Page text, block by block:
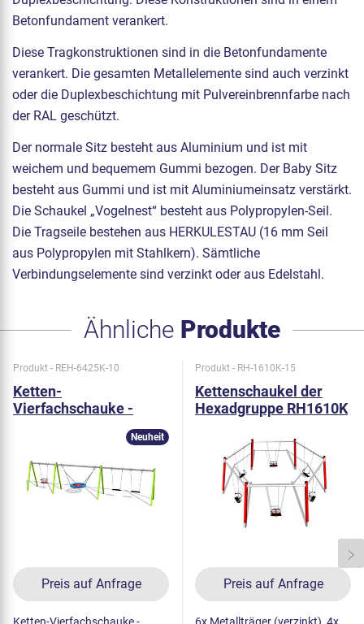
Betonfundament verankert.
Diese Tragkonstruktionen sind in die Betonfundamente
verankert. Die gesamten Metallelemente sind auch verzinkt
oder die Duplexbeschichtung mit Pulvereinbrennfarbe nach
der RAL geschützt.
Der normale Sitz besteht aus Aluminium und ist mit
weichem und bequemem Gummi bezogen. Der Baby Sitz
besteht aus Gummi und ist mit Aluminiumeinsatz verstärkt.
Die Schaukel „Vogelnest“ besteht aus Polypropylen-Seil.
Die Tragseile bestehen aus HERKULESTAU (16 mm Seil
aus Polypropylen mit Stahlkern). Sämtliche
Verbindungselemente sind verzinkt oder aus Edelstahl.
Ähnliche Produkte
Produkt - REH-6425K-10
Ketten-
Vierfachschauke -
Preis auf Anfrage
Neuheit
Produkt - RH-1610K-15
Kettenschaukel der
Hexadgruppe RH1610K
Preis auf Anfrage